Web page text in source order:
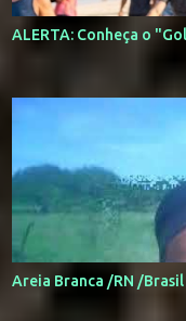
ALERTA: Conheça o
Areia Branca /RN /